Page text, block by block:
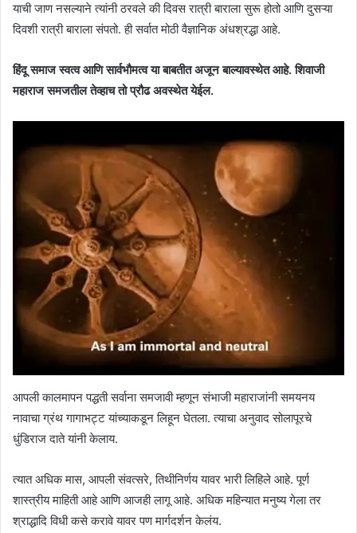
याची जाण नसल्याने त्यांनी ठरवले की दिवस रात्री बाराला सुरू होतो आणि दुसऱ्या
दिवशी रात्री बाराला संपतो. ही सर्वात मोठी वैज्ञानिक अंधश्रद्धा आहे.
हिंदू समाज स्वत्व आणि सार्वभौमत्व या बाबतीत अजून बाल्यावस्थेत आहे. शिवाजी
महाराज समजतील तेव्हाच तो प्रौढ अवस्थेत येईल.
आपली कालमापन पद्धती सर्वाना समजावी म्हणून संभाजी महाराजांनी समयनय
नावाचा ग्रंथ गागाभट्ट यांच्याकडून लिहून घेतला. त्याचा अनुवाद सोलापूरचे
धुंडिराज दाते यांनी केलाय.
त्यात अधिक मास, आपली संवत्सरे, तिथीनिर्णय यावर भारी लिहिले आहे. पूर्ण
शास्त्रीय माहिती आहे आणि आजही लागू आहे. अधिक महिन्यात मनुष्य गेला तर
श्राद्धादि विधी कसे करावे यावर पण मार्गदर्शन केलंय.